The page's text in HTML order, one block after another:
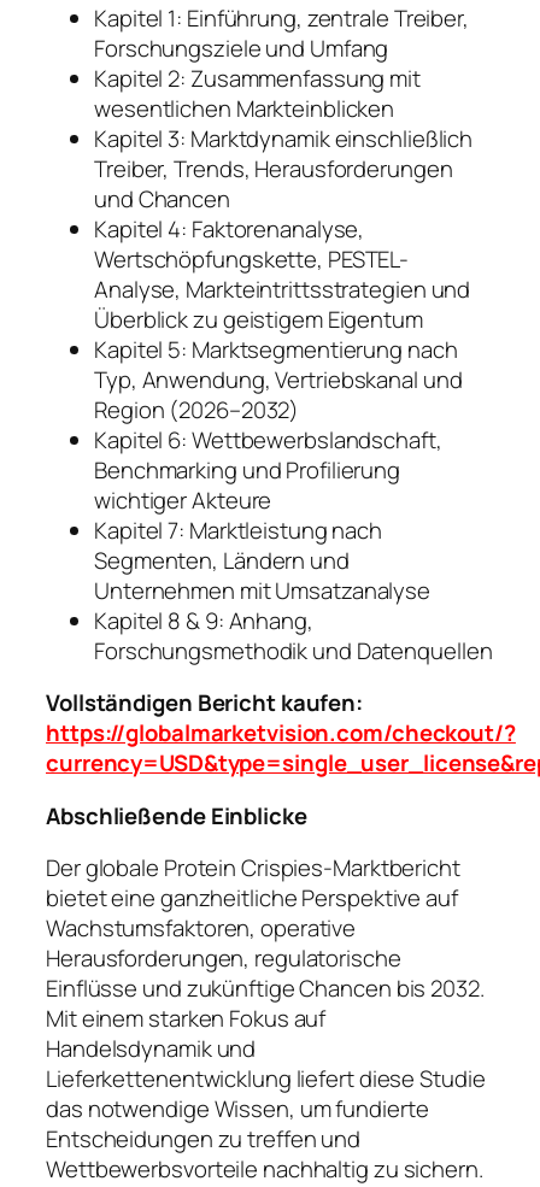
Kapitel 1: Einführung, zentrale Treiber,
Forschungsziele und Umfang
Kapitel 2: Zusammenfassung mit
wesentlichen Markteinblicken
Kapitel 3: Marktdynamik einschließlich
Treiber, Trends, Herausforderungen
und Chancen
Kapitel 4: Faktorenanalyse,
Wertschöpfungskette, PESTEL-
Analyse, Markteintrittsstrategien und
Überblick zu geistigem Eigentum
Kapitel 5: Marktsegmentierung nach
Typ, Anwendung, Vertriebskanal und
Region (2026–2032)
Kapitel 6: Wettbewerbslandschaft,
Benchmarking und Profilierung
wichtiger Akteure
Kapitel 7: Marktleistung nach
Segmenten, Ländern und
Unternehmen mit Umsatzanalyse
Kapitel 8 & 9: Anhang,
Forschungsmethodik und Datenquellen
Vollständigen Bericht kaufen:
https://globalmarketvision.com/checkout/?
Abschließende Einblicke
Der globale Protein Crispies-Marktbericht
bietet eine ganzheitliche Perspektive auf
Wachstumsfaktoren, operative
Herausforderungen, regulatorische
Einflüsse und zukünftige Chancen bis 2032.
Mit einem starken Fokus auf
Handelsdynamik und
Lieferkettenentwicklung liefert diese Studie
das notwendige Wissen, um fundierte
Entscheidungen zu treffen und
Wettbewerbsvorteile nachhaltig zu sichern.